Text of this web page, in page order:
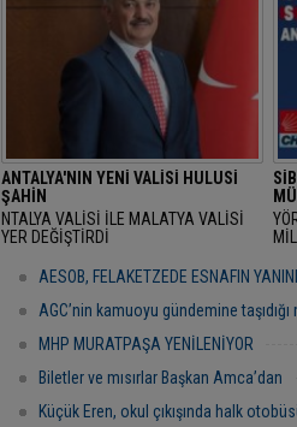
ANTALYA'NIN YENİ VALİSİ HULUSİ
ŞAHİN
NTALYA VALİSİ İLE MALATYA VALİSİ
YER DEĞİŞTİRDİ
AESOB, FELAKETZEDE ESNAFIN
AGC’nin kamuoyu gündemine
MHP MURATPAŞA YENİLENİYOR
Biletler ve mısırlar Başkan Amca’dan
Küçük Eren, okul çıkışında halk